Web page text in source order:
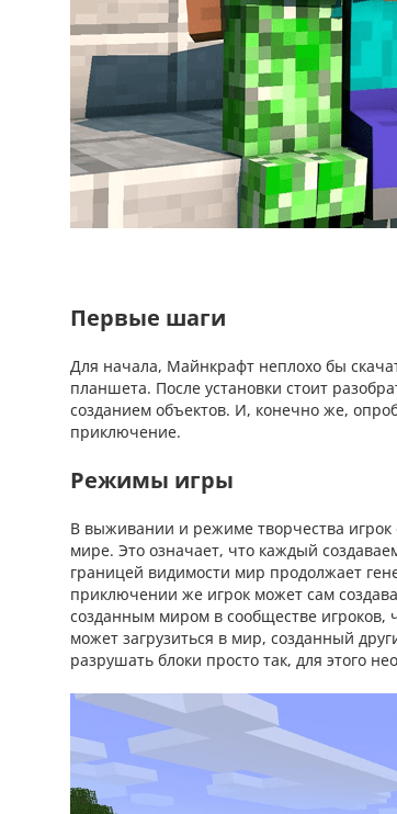
Первые шаги
Для начала, Майнкрафт неплохо бы
планшета. После установки стоит
созданием объектов. И, конечно же,
приключение.
Режимы игры
В выживании и режиме творчества игрок
мире. Это означает, что каждый
границей видимости мир продолжает
приключении же игрок может сам
созданным миром в сообществе игроков,
может загрузиться в мир, созданный
разрушать блоки просто так, для этого